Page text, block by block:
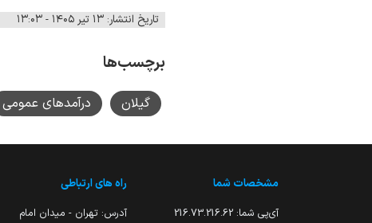
تاریخ انتشار: ۱۳ تیر ۱۴۰۵ - ۱۳:۰۳
برچسب‌ها
گیلان درآمدهای عمومی
مشخصات شما
آی‌پی شما: 216.73.216.62
راه های ارتباطی
آدرس: تهران - میدان امام